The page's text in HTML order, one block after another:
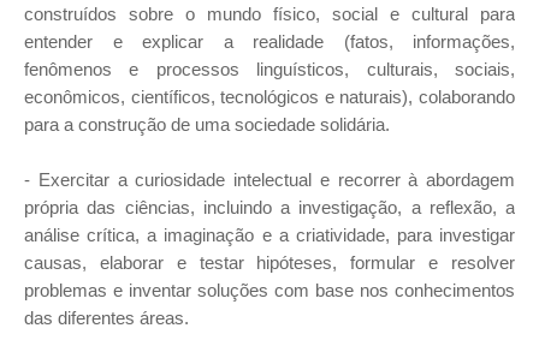
construídos sobre o mundo físico, social e cultural para
entender e explicar a realidade (fatos, informações,
fenômenos e processos linguísticos, culturais, sociais,
econômicos, científicos, tecnológicos e naturais), colaborando
para a construção de uma sociedade solidária.
- Exercitar a curiosidade intelectual e recorrer à abordagem
própria das ciências, incluindo a investigação, a reflexão, a
análise crítica, a imaginação e a criatividade, para investigar
causas, elaborar e testar hipóteses, formular e resolver
problemas e inventar soluções com base nos conhecimentos
das diferentes áreas.